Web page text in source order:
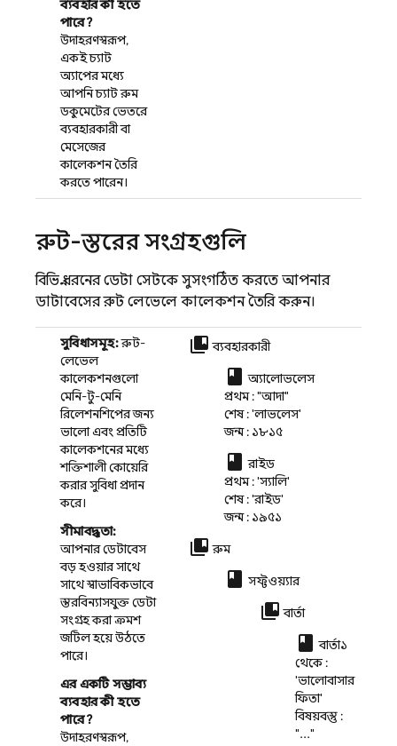
ব্যবহার কী হতে
পারে?
উদাহরণস্বরূপ,
একই চ্যাট
অ্যাপের মধ্যে
আপনি চ্যাট রুম
ডকুমেন্টের ভেতরে
ব্যবহারকারী বা
মেসেজের
কালেকশন তৈরি
করতে পারেন।
রুট-স্তরের সংগ্রহগুলি
বিভিন্ন ধরনের ডেটা সেটকে সুসংগঠিত করতে আপনার
ডাটাবেসের রুট লেভেলে কালেকশন তৈরি করুন।
সুবিধাসমূহ:রুট-
লেভেল
কালেকশনগুলো
মেনি-টু-মেনি
রিলেশনশিপের জন্য
ভালো এবং প্রতিটি
কালেকশনের মধ্যে
শক্তিশালী কোয়েরি
করার সুবিধা প্রদান
করে।
সীমাবদ্ধতা:
আপনার ডেটাবেস
বড় হওয়ার সাথে
সাথে স্বাভাবিকভাবে
স্তরবিন্যাসযুক্ত ডেটা
সংগ্রহ করা ক্রমশ
জটিল হয়ে উঠতে
পারে।
এর একটি সম্ভাব্য
ব্যবহার কী হতে
পারে?
উদাহরণস্বরূপ,
collections_bookmark ব্যবহারকারী
class
অ্যালোভলেস
প্রথম : "আদা"
শেষ : 'লাভলেস'
জন্ম : ১৮১৫
class
রাইড
প্রথম : 'স্যালি'
শেষ : 'রাইড'
জন্ম : ১৯৫১
collections_bookmark রুম
class সফ্টওয়্যার
collections_bookmark বার্তা
class
বার্তা১
থেকে :
'ভালোবাসার
ফিতা'
বিষয়বস্তু :
"..."